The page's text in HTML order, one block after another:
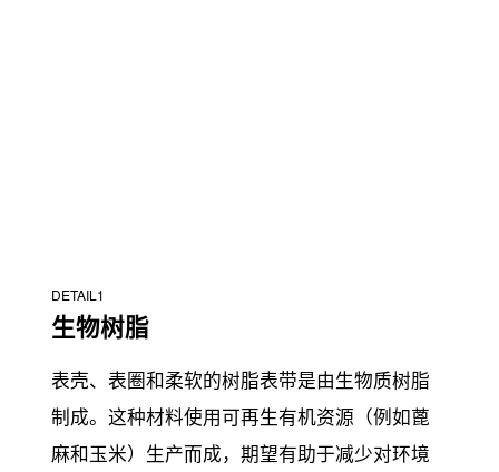
DETAIL1
生物树脂
表壳、表圈和柔软的树脂表带是由生物质树脂
制成。这种材料使用可再生有机资源（例如蓖
麻和玉米）生产而成，期望有助于减少对环境